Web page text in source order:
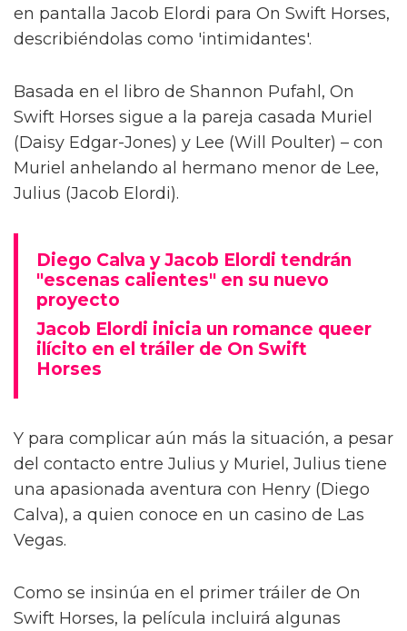
en pantalla Jacob Elordi para On Swift Horses,
describiéndolas como 'intimidantes'.
Basada en el libro de Shannon Pufahl, On
Swift Horses sigue a la pareja casada Muriel
(Daisy Edgar-Jones) y Lee (Will Poulter) – con
Muriel anhelando al hermano menor de Lee,
Julius (Jacob Elordi).
Diego Calva y Jacob Elordi tendrán
"escenas calientes" en su nuevo
proyecto
Jacob Elordi inicia un romance queer
ilícito en el tráiler de On Swift
Horses
Y para complicar aún más la situación, a pesar
del contacto entre Julius y Muriel, Julius tiene
una apasionada aventura con Henry (Diego
Calva), a quien conoce en un casino de Las
Vegas.
Como se insinúa en el primer tráiler de On
Swift Horses, la película incluirá algunas